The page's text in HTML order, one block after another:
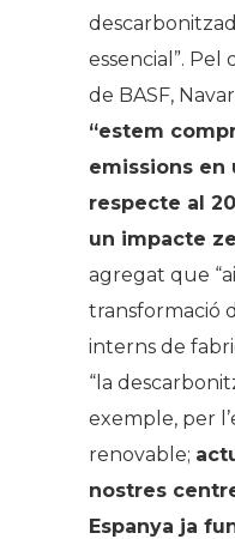
essencial”. Pel
de BASF,
“estem
emissions en
respecte al
un impacte
agregat que
transformació
interns de
“la
exemple, per
renovable;
nostres
Espanya ja